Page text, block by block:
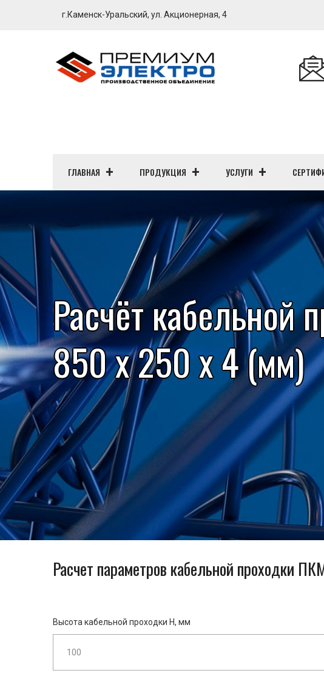
г.Каменск-Уральский, ул. Акционерная, 4
ГЛАВНАЯ ПРОДУКЦИЯ УСЛУГИ
Расчёт кабельной
850 x 250 x 4 (мм)
Расчет параметров кабельной проходки
Высота кабельной проходки H, мм